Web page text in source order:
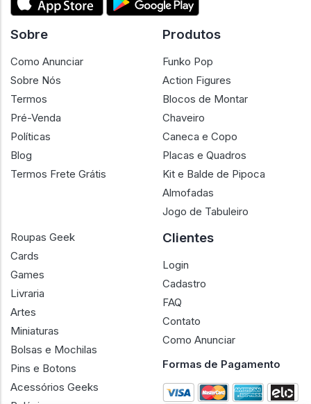
Sobre
Como Anunciar
Sobre Nós
Termos
Pré-Venda
Políticas
Blog
Termos Frete Grátis
Produtos
Funko Pop
Action Figures
Blocos de Montar
Chaveiro
Caneca e Copo
Placas e Quadros
Kit e Balde de Pipoca
Almofadas
Jogo de Tabuleiro
Roupas Geek
Cards
Games
Livraria
Artes
Miniaturas
Bolsas e Mochilas
Pins e Botons
Acessórios Geeks
Clientes
Login
Cadastro
FAQ
Contato
Como Anunciar
Formas de Pagamento